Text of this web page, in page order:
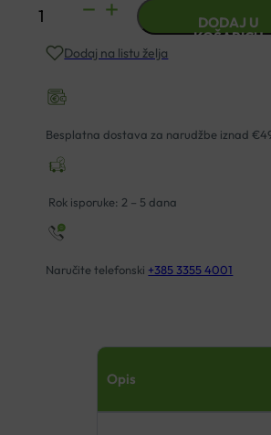
ATTENDS
GEL
količina
DODAJ U
KOŠARICU
Dodaj na listu želja
Besplatna dostava za narudžbe iznad
Rok isporuke: 2 – 5 dana
Naručite telefonski +385 3355 4001
Opis